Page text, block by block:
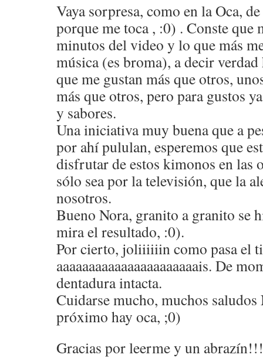
Vaya sorpresa, como en la Oca,
porque me toca , :0) . Conste que
minutos del video y lo que más
música (es broma), a decir
que me gustan más que otros,
más que otros, pero para gustos
y sabores.
Una iniciativa muy buena que a
por ahí pululan, esperemos que
disfrutar de estos kimonos en las
sólo sea por la televisión, que la
nosotros.
Bueno Nora, granito a granito se
mira el resultado, :0).
Por cierto, joliiiiiin como pasa el
aaaaaaaaaaaaaaaaaaaaaais. De
dentadura intacta.
Cuidarse mucho, muchos
próximo hay oca, ;0)
Gracias por leerme y un